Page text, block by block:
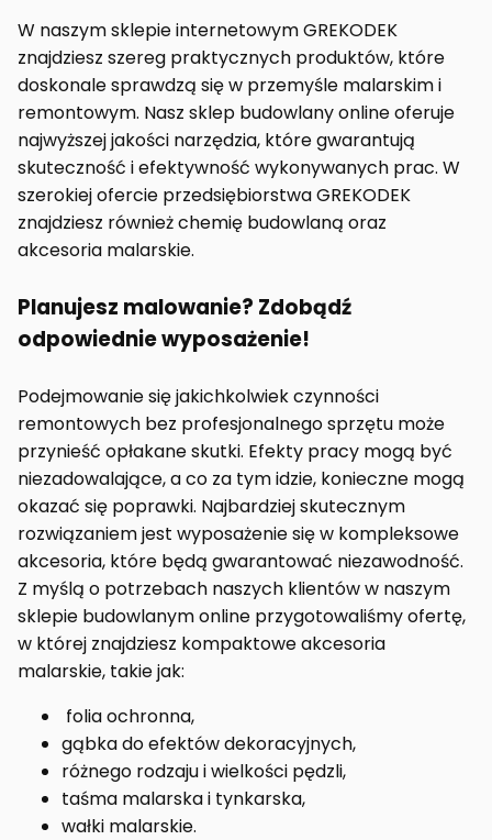
W naszym sklepie internetowym GREKODEK
znajdziesz szereg praktycznych produktów, które
doskonale sprawdzą się w przemyśle malarskim i
remontowym. Nasz sklep budowlany online oferuje
najwyższej jakości narzędzia, które gwarantują
skuteczność i efektywność wykonywanych prac. W
szerokiej ofercie przedsiębiorstwa GREKODEK
znajdziesz również chemię budowlaną oraz
akcesoria malarskie.
Planujesz malowanie? Zdobądź
odpowiednie wyposażenie!
Podejmowanie się jakichkolwiek czynności
remontowych bez profesjonalnego sprzętu może
przynieść opłakane skutki. Efekty pracy mogą być
niezadowalające, a co za tym idzie, konieczne mogą
okazać się poprawki. Najbardziej skutecznym
rozwiązaniem jest wyposażenie się w kompleksowe
akcesoria, które będą gwarantować niezawodność.
Z myślą o potrzebach naszych klientów w naszym
sklepie budowlanym online przygotowaliśmy ofertę,
w której znajdziesz kompaktowe akcesoria
malarskie, takie jak:
folia ochronna,
gąbka do efektów dekoracyjnych,
różnego rodzaju i wielkości pędzli,
taśma malarska i tynkarska,
wałki malarskie.